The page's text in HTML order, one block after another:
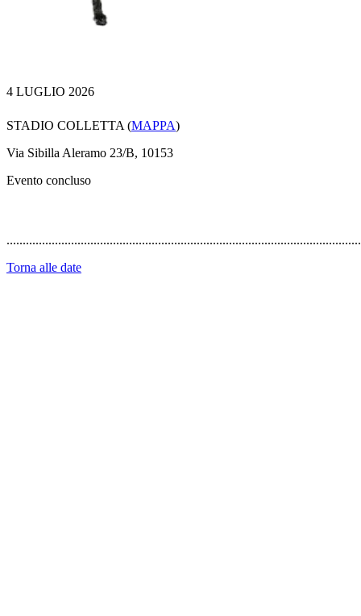
4 LUGLIO 2026
STADIO COLLETTA (MAPPA)
Via Sibilla Aleramo 23/B, 10153
Evento concluso
Torna alle date